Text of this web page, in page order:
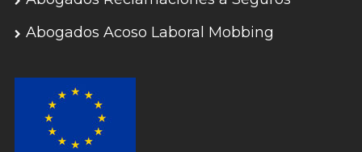
Abogados Acoso Laboral Mobbing